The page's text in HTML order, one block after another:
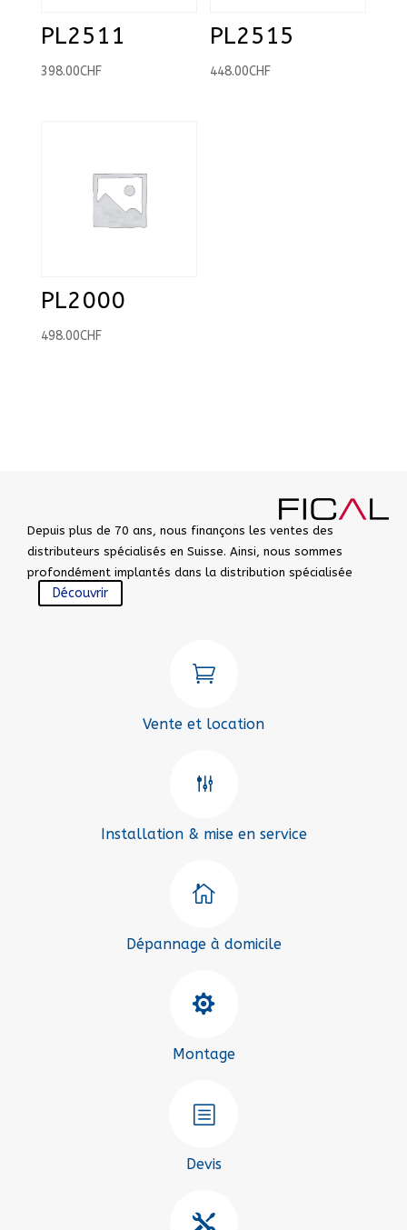
PL2511
398.00CHF
PL2515
448.00CHF
PL2000
498.00CHF
Depuis plus de 70 ans, nous finançons les ventes des
distributeurs spécialisés en Suisse. Ainsi, nous sommes
profondément implantés dans la distribution spécialisée
Découvrir

Vente et location
g
Installation & mise en service

Dépannage à domicile

Montage
b
Devis
